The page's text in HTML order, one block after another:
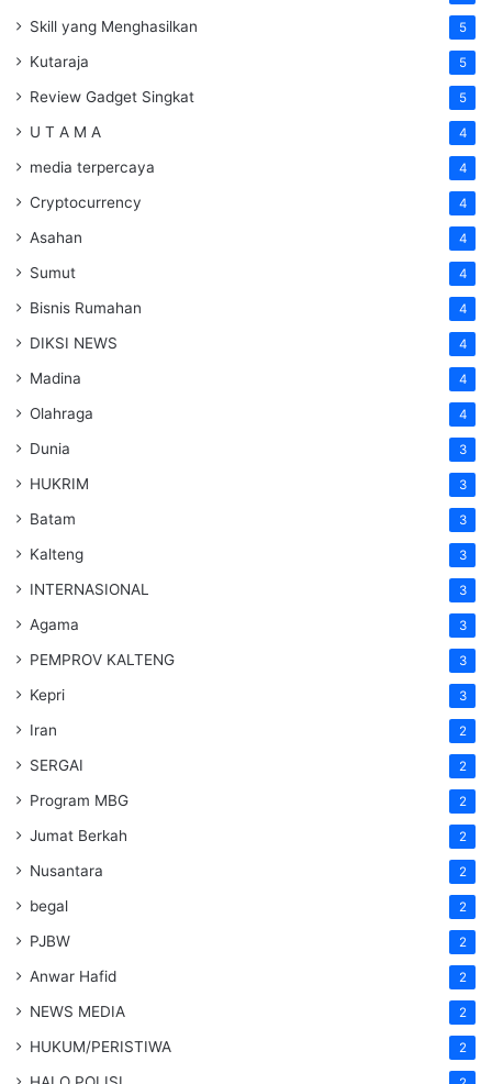
Skill yang Menghasilkan 5
Kutaraja 5
Review Gadget Singkat 5
U T A M A 4
media terpercaya 4
Cryptocurrency 4
Asahan 4
Sumut 4
Bisnis Rumahan 4
DIKSI NEWS 4
Madina 4
Olahraga 4
Dunia 3
HUKRIM 3
Batam 3
Kalteng 3
INTERNASIONAL 3
Agama 3
PEMPROV KALTENG 3
Kepri 3
Iran 2
SERGAI 2
Program MBG 2
Jumat Berkah 2
Nusantara 2
begal 2
PJBW 2
Anwar Hafid 2
NEWS MEDIA 2
HUKUM/PERISTIWA 2